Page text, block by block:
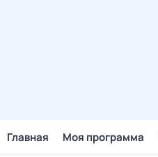
Главная Моя программа